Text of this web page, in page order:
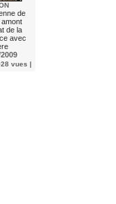
de
de la
avec
vues |